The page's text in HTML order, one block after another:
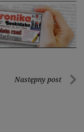
Następny post